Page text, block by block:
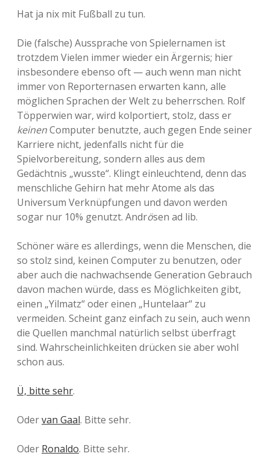
Hat ja nix mit Fußball zu tun.
Die (falsche) Aussprache von Spielernamen ist
trotzdem Vielen immer wieder ein Ärgernis; hier
insbesondere ebenso oft — auch wenn man nicht
immer von Reporternasen erwarten kann, alle
möglichen Sprachen der Welt zu beherrschen. Rolf
Töpperwien war, wird kolportiert, stolz, dass er
keinenComputer benutzte, auch gegen Ende seiner
Karriere nicht, jedenfalls nicht für die
Spielvorbereitung, sondern alles aus dem
Gedächtnis „wusste“. Klingt einleuchtend, denn das
menschliche Gehirn hat mehr Atome als das
Universum Verknüpfungen und davon werden
sogar nur 10% genutzt. Andrösen ad lib.
Schöner wäre es allerdings, wenn die Menschen, die
so stolz sind, keinen Computer zu benutzen, oder
aber auch die nachwachsende Generation Gebrauch
davon machen würde, dass es Möglichkeiten gibt,
einen „Yilmatz“ oder einen „Huntelaar“ zu
vermeiden. Scheint ganz einfach zu sein, auch wenn
die Quellen manchmal natürlich selbst überfragt
sind. Wahrscheinlichkeiten drücken sie aber wohl
schon aus.
Ü, bitte sehr.
Odervan Gaal. Bitte sehr.
Oder Ronaldo. Bitte sehr.